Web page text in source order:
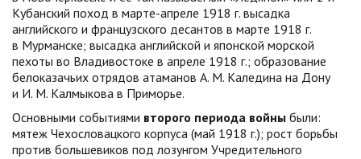
Кубанский поход в марте-апреле 1918 г. высадка
английского и французского десантов в марте 1918 г.
в Мурманске; высадка английской и японской морской
пехоты во Владивостоке в апреле 1918 г.; образование
белоказачьих отрядов атаманов А. М. Каледина на Дону
и И. М. Калмыкова в Приморье.
Основными событиями второго периода войны были:
мятеж Чехословацкого корпуса (май 1918 г.); рост борьбы
против большевиков под лозунгом Учредительного